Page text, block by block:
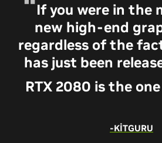
If you were in the
new high-end
regardless of the
has just been
RTX 2080 is the
-KITGURU